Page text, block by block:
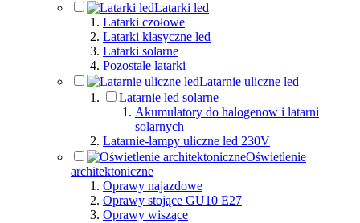
Latarki led
Latarki czołowe
Latarki klasyczne led
Latarki solarne
Pozostałe latarki
Latarnie uliczne led
Latarnie led solarne
Akumulatory do halogenow i latarni
solarnych
Latarnie-lampy uliczne led 230V
Oświetlenie
architektoniczne
Oprawy najazdowe
Oprawy stojące GU10 E27
Oprawy wiszące